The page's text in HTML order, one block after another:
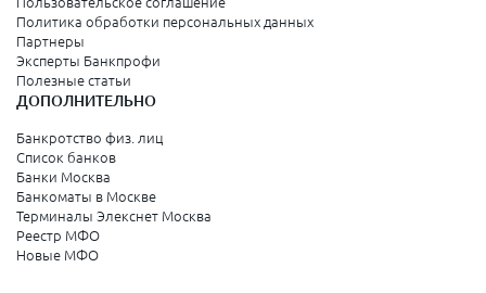
Политика обработки персональных данных
Партнеры
Эксперты Банкпрофи
Полезные статьи
ДОПОЛНИТЕЛЬНО
Банкротство физ. лиц
Список банков
Банки Москва
Банкоматы в Москве
Терминалы Элекснет Москва
Реестр МФО
Новые МФО